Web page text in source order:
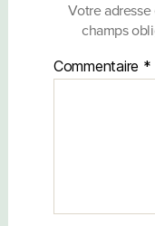
Votre
champs
Commentaire *